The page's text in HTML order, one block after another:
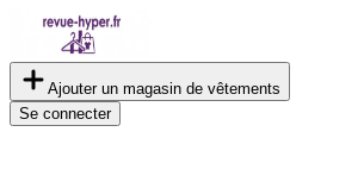
Ajouter un magasin de vêtements
Se connecter